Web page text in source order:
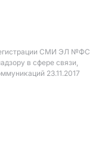
СМИ ЭЛ №ФС
в сфере связи,
23.11.2017